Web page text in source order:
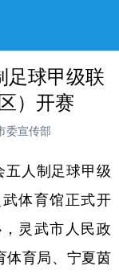
足球甲级联
）开赛
委宣传部
人制足球甲级
体育馆正式开
灵武市人民政
体育局、宁夏茵